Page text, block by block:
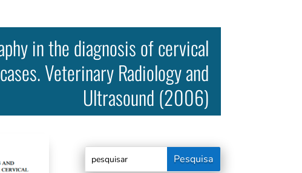
in the diagnosis of cervical
Veterinary Radiology and
Ultrasound (2006)